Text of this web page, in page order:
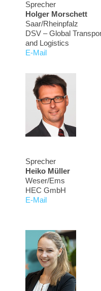
Sprecher
Holger Morschett
Saar/Rheinpfalz
DSV – Global
and Logistics
E-Mail
Sprecher
Heiko Müller
Weser/Ems
HEC GmbH
E-Mail